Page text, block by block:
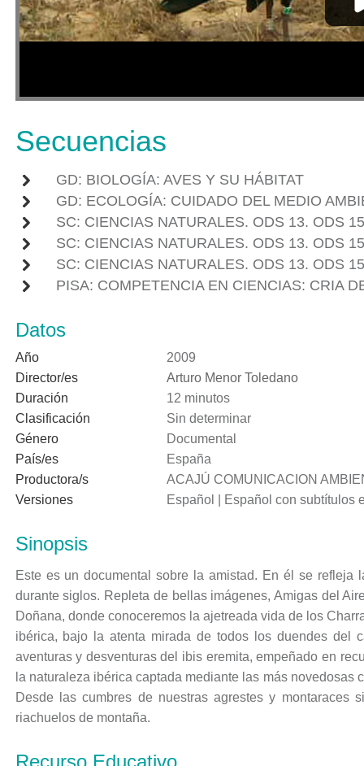
Secuencias
GD: BIOLOGÍA: AVES Y SU HÁBITAT
GD: ECOLOGÍA: CUIDADO DEL MEDIO
SC: CIENCIAS NATURALES. ODS 13. ODS
SC: CIENCIAS NATURALES. ODS 13. ODS
SC: CIENCIAS NATURALES. ODS 13. ODS
PISA: COMPETENCIA EN CIENCIAS: CRIA
Datos
Año
2009
Director/es
Arturo Menor Toledano
Duración
12 minutos
Clasificación
Sin determinar
Género
Documental
País/es
España
Productora/s
ACAJÚ COMUNICACION
Versiones
Español | Español con subtítulos
Sinopsis
Este es un documental sobre la amistad. En él se
durante siglos. Repleta de bellas imágenes, Amigas del
Doñana, donde conoceremos la ajetreada vida de los
ibérica, bajo la atenta mirada de todos los duendes del
aventuras y desventuras del ibis eremita, empeñado en
la naturaleza ibérica captada mediante las más
Desde las cumbres de nuestras agrestes y
riachuelos de montaña.
Recurso Educativo